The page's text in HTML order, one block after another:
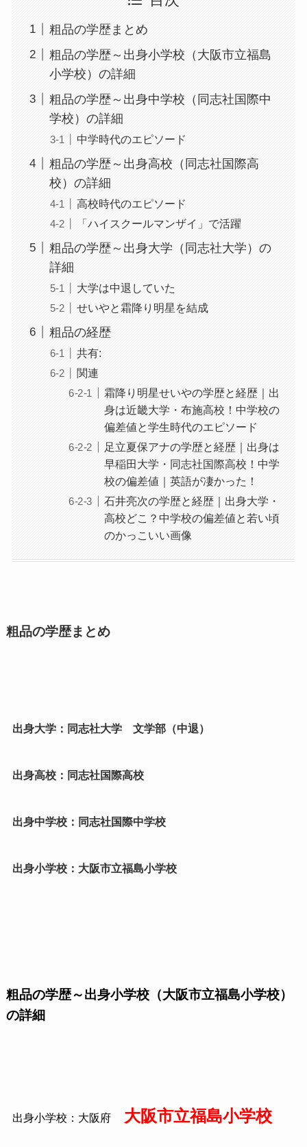
粗品の学歴まとめ
粗品の学歴～出身小学校（大阪市立福島
小学校）の詳細
粗品の学歴～出身中学校（同志社国際中
学校）の詳細
中学時代のエピソード
粗品の学歴～出身高校（同志社国際高
校）の詳細
高校時代のエピソード
「ハイスクールマンザイ」で活躍
粗品の学歴～出身大学（同志社大学）の
詳細
大学は中退していた
せいやと霜降り明星を結成
粗品の経歴
共有:
関連
霜降り明星せいやの学歴と経歴｜出
身は近畿大学・布施高校！中学校の
偏差値と学生時代のエピソード
足立夏保アナの学歴と経歴｜出身は
早稲田大学・同志社国際高校！中学
校の偏差値｜英語が凄かった！
石井亮次の学歴と経歴｜出身大学・
高校どこ？中学校の偏差値と若い頃
のかっこいい画像
粗品の学歴まとめ
出身大学：同志社大学 文学部（中退）
出身高校：同志社国際高校
出身中学校：同志社国際中学校
出身小学校：大阪市立福島小学校
粗品の学歴～出身小学校（大阪市立福島小学校）
の詳細
出身小学校：大阪府 大阪市立福島小学校